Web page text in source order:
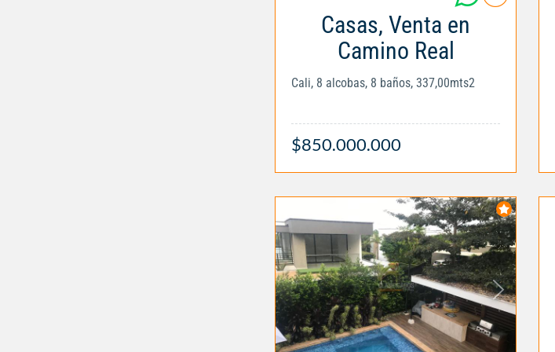
Casas, Venta en
Camino Real
Cali, 8 alcobas, 8 baños, 337,00mts2
$850.000.000